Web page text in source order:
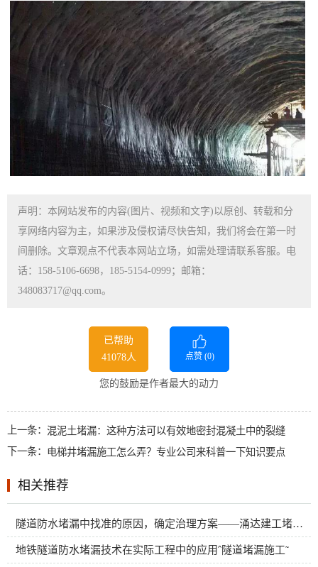
声明：本网站发布的内容(图片、视频和文字)以原创、转载和分
享网络内容为主，如果涉及侵权请尽快告知，我们将会在第一时
间删除。文章观点不代表本网站立场，如需处理请联系客服。电
话：158-5106-6698，185-5154-0999；邮箱：
348083717@qq.com。
已帮助
41078人
点赞 (0)
您的鼓励是作者最大的动力
上一条： 混泥土堵漏：这种方法可以有效地密封混凝土中的裂缝
下一条： 电梯井堵漏施工怎么弄？专业公司来科普一下知识要点
相关推荐
隧道防水堵漏中找准的原因，确定治理方案――涌达建工堵漏、防腐
地铁隧道防水堵漏技术在实际工程中的应用ˆ隧道堵漏施工˜